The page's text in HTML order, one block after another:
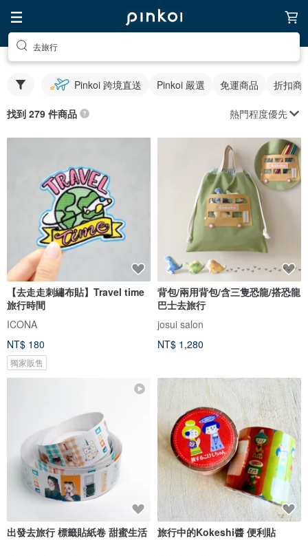
去旅行
Pinkoi 跨境直送 Pinkoi 嚴選 免運商品 折扣商
找到 279 件商品 熱門程度優先
【去走走刺繡布貼】Travel time
旅行時間
ICONA
NT$ 180
獨家販售
背包/兩用背包/含三隻恐龍/搭恐龍
巴士去旅行
josui salon
NT$ 1,280
出發去旅行 標籤貼紙卷 甜蜜生活 旅行中的Kokeshi醬 便利貼